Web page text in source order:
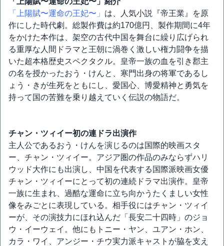
「上陽賦〜運命の王妃〜」 は、⼈気⼩説『帝王業』を原
作にした時代劇。総製作費は約170億円、製作期間に4年
をかけた本作は、架空の古代中国を舞台に繰り広げられ
る重厚な人間ドラマと王朝に渦巻く激しい権⼒闘争を描
いた超本格歴史スペクタクル。皇帝一族の血を引き郡主
の名を授かったおう・けんと、寒門出身の将軍であるし
ょう・きが生死をともにし、愛国心、博愛精神と勇気を
持って国の苦難を乗り越えていく伝説の物語だ。
チャン・ツィイー初の連ドラ出演作
主人公であるおう・けんを演じるのは国際的映画スタ
ー、チャン・ツィイー。アジア圏の作品のみならずハリ
ウッド大作にも出演し、中国を代表する国際派映画女優
チャン・ツィイーにとって初の連続ドラマ出演作。皇帝
一族に生まれ、過酷な運命に立ち向かうたくましい女性
像をみごとに表現している。相手役にはチャン・ツィイ
ーが、その演技力にほれ込んだ「⻑安二十四時」のジョ
ウ・イーウェイ。他にもトニー・ヤン、ユアン・ホン、
カラ・ワイ、アンジー・チウ実力派キャストが脇を支え